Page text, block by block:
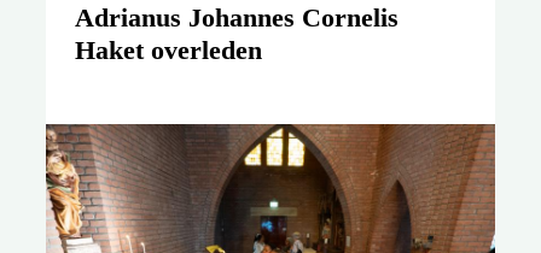
Adrianus Johannes Cornelis
Haket overleden